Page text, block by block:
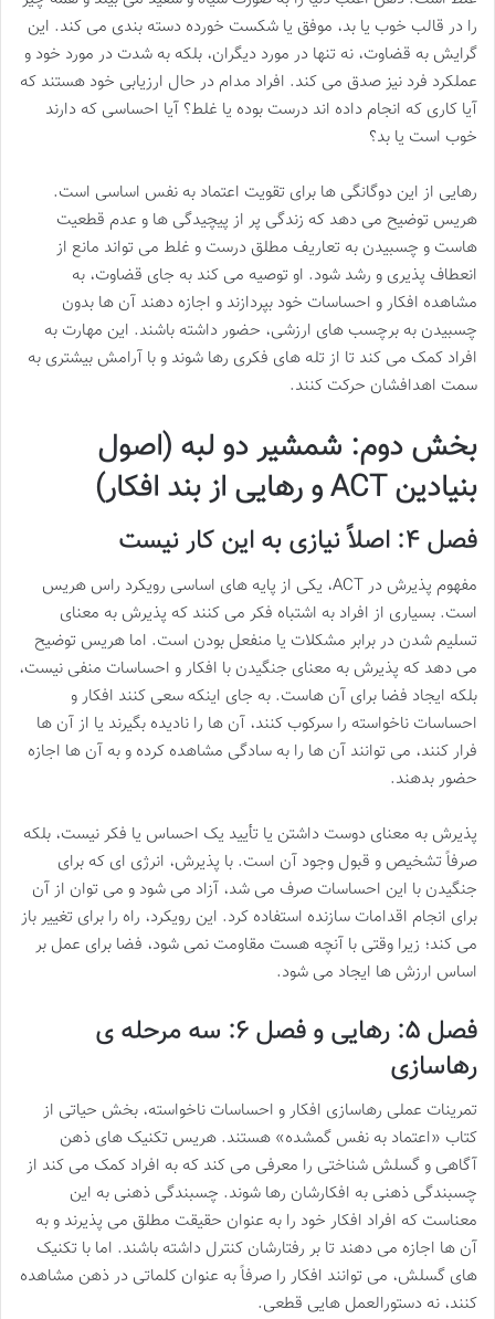
را در قالب خوب یا بد، موفق یا شکست خورده دسته بندی می کند. این
گرایش به قضاوت، نه تنها در مورد دیگران، بلکه به شدت در مورد خود و
عملکرد فرد نیز صدق می کند. افراد مدام در حال ارزیابی خود هستند که
آیا کاری که انجام داده اند درست بوده یا غلط؟ آیا احساسی که دارند
خوب است یا بد؟
رهایی از این دوگانگی ها برای تقویت اعتماد به نفس اساسی است.
هریس توضیح می دهد که زندگی پر از پیچیدگی ها و عدم قطعیت
هاست و چسبیدن به تعاریف مطلق درست و غلط می تواند مانع از
انعطاف پذیری و رشد شود. او توصیه می کند به جای قضاوت، به
مشاهده افکار و احساسات خود بپردازند و اجازه دهند آن ها بدون
چسبیدن به برچسب های ارزشی، حضور داشته باشند. این مهارت به
افراد کمک می کند تا از تله های فکری رها شوند و با آرامش بیشتری به
سمت اهدافشان حرکت کنند.
بخش دوم: شمشیر دو لبه (اصول
بنیادین ACT و رهایی از بند افکار)
فصل ۴: اصلاً نیازی به این کار نیست
مفهوم پذیرش در ACT، یکی از پایه های اساسی رویکرد راس هریس
است. بسیاری از افراد به اشتباه فکر می کنند که پذیرش به معنای
تسلیم شدن در برابر مشکلات یا منفعل بودن است. اما هریس توضیح
می دهد که پذیرش به معنای جنگیدن با افکار و احساسات منفی نیست،
بلکه ایجاد فضا برای آن هاست. به جای اینکه سعی کنند افکار و
احساسات ناخواسته را سرکوب کنند، آن ها را نادیده بگیرند یا از آن ها
فرار کنند، می توانند آن ها را به سادگی مشاهده کرده و به آن ها اجازه
حضور بدهند.
پذیرش به معنای دوست داشتن یا تأیید یک احساس یا فکر نیست، بلکه
صرفاً تشخیص و قبول وجود آن است. با پذیرش، انرژی ای که برای
جنگیدن با این احساسات صرف می شد، آزاد می شود و می توان از آن
برای انجام اقدامات سازنده استفاده کرد. این رویکرد، راه را برای تغییر باز
می کند؛ زیرا وقتی با آنچه هست مقاومت نمی شود، فضا برای عمل بر
اساس ارزش ها ایجاد می شود.
فصل ۵: رهایی و فصل ۶: سه مرحله ی
رهاسازی
تمرینات عملی رهاسازی افکار و احساسات ناخواسته، بخش حیاتی از
کتاب «اعتماد به نفس گمشده» هستند. هریس تکنیک های ذهن
آگاهی و گسلش شناختی را معرفی می کند که به افراد کمک می کند از
چسبندگی ذهنی به افکارشان رها شوند. چسبندگی ذهنی به این
معناست که افراد افکار خود را به عنوان حقیقت مطلق می پذیرند و به
آن ها اجازه می دهند تا بر رفتارشان کنترل داشته باشند. اما با تکنیک
های گسلش، می توانند افکار را صرفاً به عنوان کلماتی در ذهن مشاهده
کنند، نه دستورالعمل هایی قطعی.